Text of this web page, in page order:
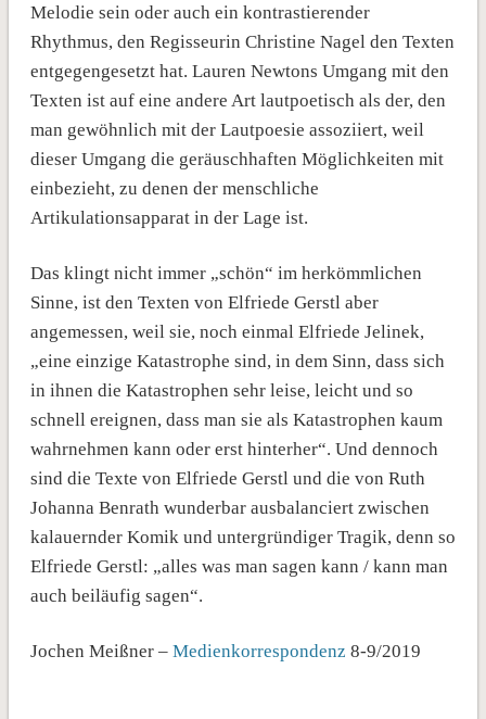
Melodie sein oder auch ein kontrastierender
Rhythmus, den Regisseurin Christine Nagel den Texten
entgegengesetzt hat. Lauren Newtons Umgang mit den
Texten ist auf eine andere Art lautpoetisch als der, den
man gewöhnlich mit der Lautpoesie assoziiert, weil
dieser Umgang die geräuschhaften Möglichkeiten mit
einbezieht, zu denen der menschliche
Artikulationsapparat in der Lage ist.
Das klingt nicht immer „schön“ im herkömmlichen
Sinne, ist den Texten von Elfriede Gerstl aber
angemessen, weil sie, noch einmal Elfriede Jelinek,
„eine einzige Katastrophe sind, in dem Sinn, dass sich
in ihnen die Katastrophen sehr leise, leicht und so
schnell ereignen, dass man sie als Katastrophen kaum
wahrnehmen kann oder erst hinterher“. Und dennoch
sind die Texte von Elfriede Gerstl und die von Ruth
Johanna Benrath wunderbar ausbalanciert zwischen
kalauernder Komik und untergründiger Tragik, denn so
Elfriede Gerstl: „alles was man sagen kann / kann man
auch beiläufig sagen“.
Jochen Meißner – Medienkorrespondenz 8-9/2019